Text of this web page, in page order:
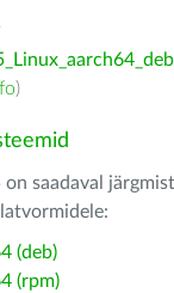
)
saadaval
(deb)
(rpm)